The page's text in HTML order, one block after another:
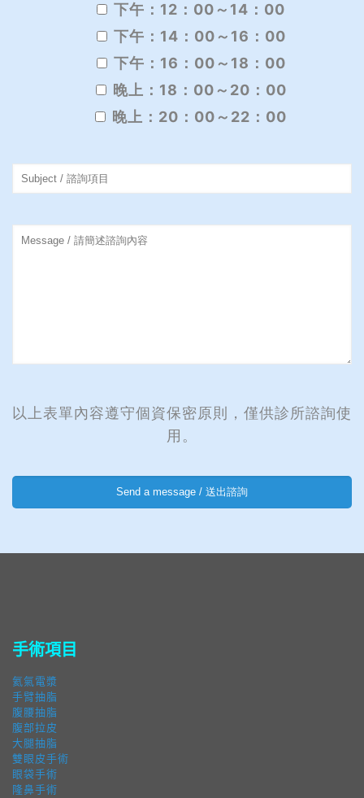
下午：12：00～14：00
下午：14：00～16：00
下午：16：00～18：00
晚上：18：00～20：00
晚上：20：00～22：00
以上表單內容遵守個資保密原則，僅供診所諮詢使
用。
手術項目
氦氣電漿
手臂抽脂
腹腰抽脂
腹部拉皮
大腿抽脂
雙眼皮手術
眼袋手術
隆鼻手術